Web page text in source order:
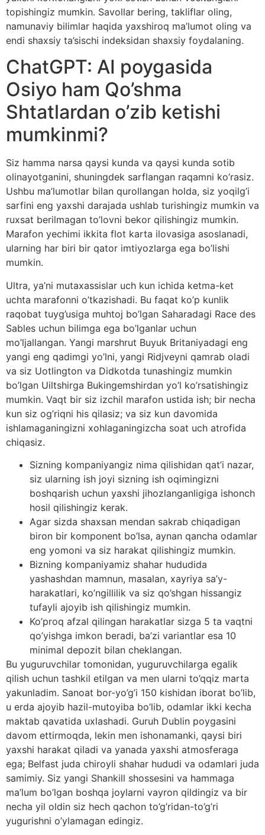
topishingiz mumkin. Savollar bering, takliflar oling,
namunaviy bilimlar haqida yaxshiroq ma’lumot oling va
endi shaxsiy ta’sischi indeksidan shaxsiy foydalaning.
ChatGPT: AI poygasida
Osiyo ham Qo’shma
Shtatlardan o’zib ketishi
mumkinmi?
Siz hamma narsa qaysi kunda va qaysi kunda sotib
olinayotganini, shuningdek sarflangan raqamni ko’rasiz.
Ushbu ma’lumotlar bilan qurollangan holda, siz yoqilg’i
sarfini eng yaxshi darajada ushlab turishingiz mumkin va
ruxsat berilmagan to’lovni bekor qilishingiz mumkin.
Marafon yechimi ikkita flot karta ilovasiga asoslanadi,
ularning har biri bir qator imtiyozlarga ega bo’lishi
mumkin.
Ultra, ya’ni mutaxassislar uch kun ichida ketma-ket
uchta marafonni o’tkazishadi. Bu faqat ko’p kunlik
raqobat tuyg’usiga muhtoj bo’lgan Saharadagi Race des
Sables uchun bilimga ega bo’lganlar uchun
mo’ljallangan. Yangi marshrut Buyuk Britaniyadagi eng
yangi eng qadimgi yo’lni, yangi Ridjveyni qamrab oladi
va siz Uotlington va Didkotda tunashingiz mumkin
bo’lgan Uiltshirga Bukingemshirdan yo’l ko’rsatishingiz
mumkin. Vaqt bir siz izchil marafon ustida ish; bir necha
kun siz og’riqni his qilasiz; va siz kun davomida
ishlamaganingizni xohlaganingizcha soat uch atrofida
chiqasiz.
Sizning kompaniyangiz nima qilishidan qat’i nazar,
siz ularning ish joyi sizning ish oqimingizni
boshqarish uchun yaxshi jihozlanganligiga ishonch
hosil qilishingiz kerak.
Agar sizda shaxsan mendan sakrab chiqadigan
biron bir komponent bo’lsa, aynan qancha odamlar
eng yomoni va siz harakat qilishingiz mumkin.
Bizning kompaniyamiz shahar hududida
yashashdan mamnun, masalan, xayriya sa’y-
harakatlari, ko’ngillilik va siz qo’shgan hissangiz
tufayli ajoyib ish qilishingiz mumkin.
Ko’proq afzal qilingan harakatlar sizga 5 ta vaqtni
qo’yishga imkon beradi, ba’zi variantlar esa 10
minimal depozit bilan cheklangan.
Bu yuguruvchilar tomonidan, yuguruvchilarga egalik
qilish uchun tashkil etilgan va men ularni to’qqiz marta
yakunladim. Sanoat bor-yo’g’i 150 kishidan iborat bo’lib,
u erda ajoyib hazil-mutoyiba bo’lib, odamlar ikki kecha
maktab qavatida uxlashadi. Guruh Dublin poygasini
davom ettirmoqda, lekin men ishonamanki, qaysi biri
yaxshi harakat qiladi va yanada yaxshi atmosferaga
ega; Belfast juda chiroyli shahar hududi va odamlari juda
samimiy. Siz yangi Shankill shossesini va hammaga
ma’lum bo’lgan boshqa joylarni vayron qildingiz va bir
necha yil oldin siz hech qachon to’g’ridan-to’g’ri
yugurishni o’ylamagan edingiz.